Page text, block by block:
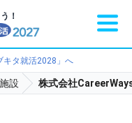
！
キタ就活2028」へ
設 株式会社